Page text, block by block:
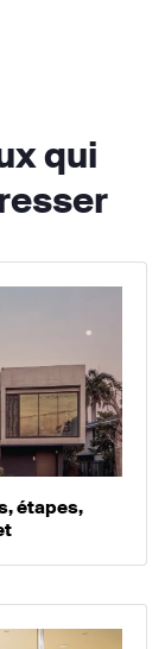
qui
étapes,